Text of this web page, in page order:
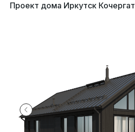
Проект дома Иркутск Кочергат